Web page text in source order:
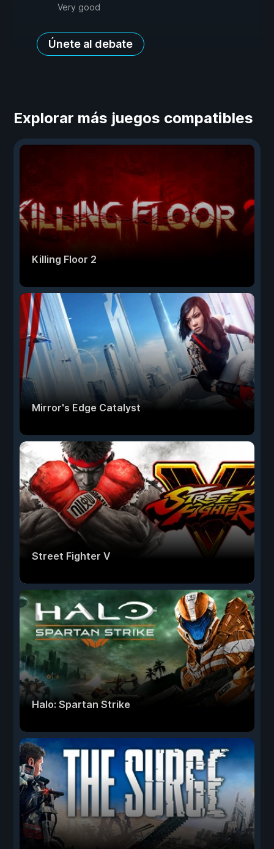
Very good
Únete al debate
Explorar más juegos compatibles
Killing Floor 2
Mirror's Edge Catalyst
Street Fighter V
Halo: Spartan Strike